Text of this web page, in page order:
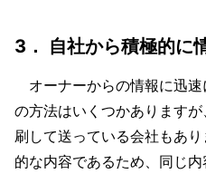
3． 自社から積極的に
オーナーからの情報に迅速
の方法はいくつかあります
刷して送っている会社もあ
的な内容であるため、同じ